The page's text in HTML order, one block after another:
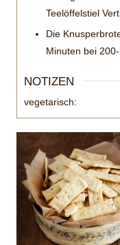
Teelöffelstiel
Die
Minuten bei
NOTIZEN
vegetarisch: